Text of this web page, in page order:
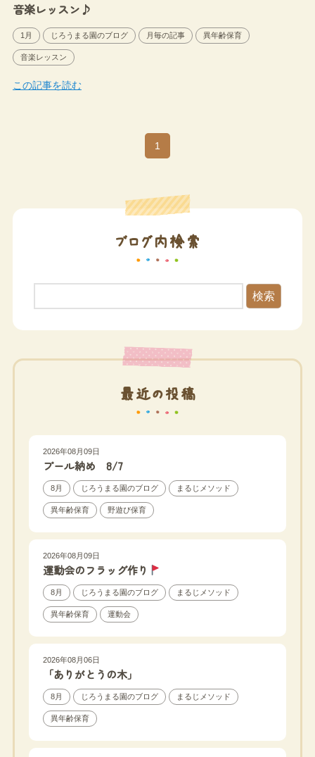
音楽レッスン♪
1月 じろうまる園のブログ 月毎の記事 異年齢保育
音楽レッスン
この記事を読む
1
ブログ内検索
検索
最近の投稿
2026年08月09日
プール納め 8/7
8月 じろうまる園のブログ まるじメソッド
異年齢保育 野遊び保育
2026年08月09日
運動会のフラッグ作り
8月 じろうまる園のブログ まるじメソッド
異年齢保育 運動会
2026年08月06日
「ありがとうの木」
8月 じろうまる園のブログ まるじメソッド
異年齢保育